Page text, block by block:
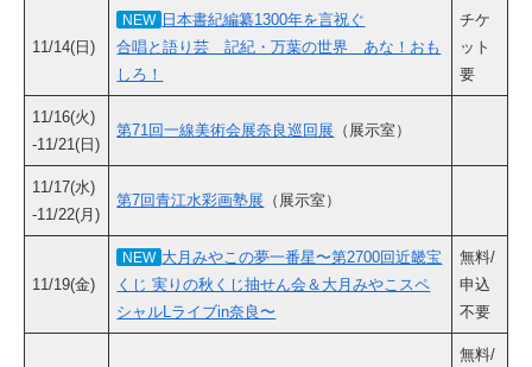
11/14(日)
NEW 日本書紀編纂1300年を言祝ぐ
合唱と語り芸 記紀・万葉の世界 あな！おも
しろ！
チケ
ット
要
11/16(火)
-11/21(日)
第71回一線美術会展奈良巡回展 （展示室）
11/17(水)
-11/22(月)
第7回青江水彩画塾展 （展示室）
11/19(金)
NEW 大月みやこの夢一番星〜第2700回近畿宝
くじ 実りの秋くじ抽せん会＆大月みやこスペ
シャルLライブin奈良〜
無料/
申込
不要
無料/